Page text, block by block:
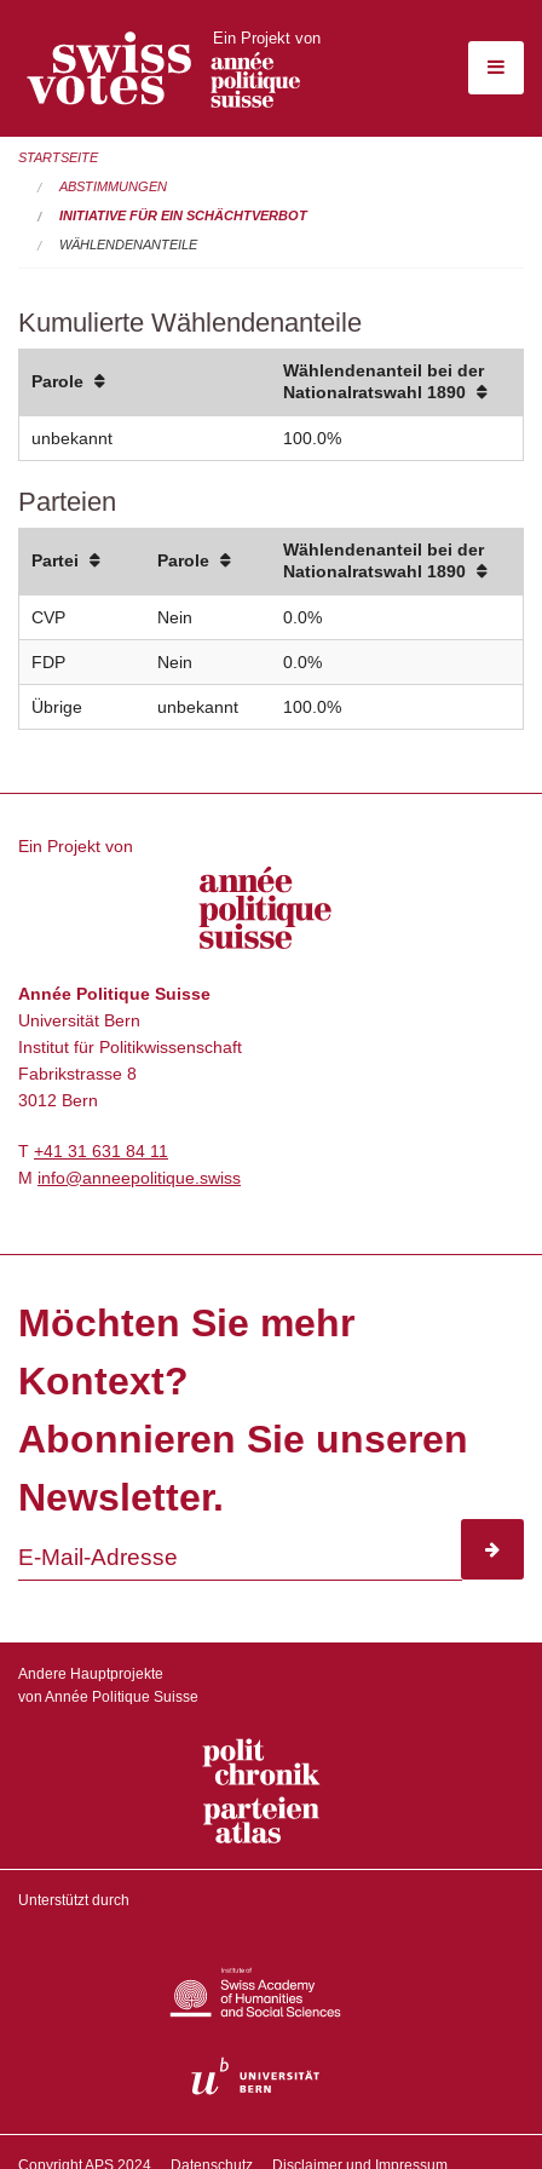
Ein Projekt von
STARTSEITE
ABSTIMMUNGEN
INITIATIVE FÜR EIN SCHÄCHTVERBOT
WÄHLENDENANTEILE
Kumulierte Wählendenanteile
Parole
Wählendenanteil bei der
Nationalratswahl 1890
unbekannt 100.0%
Parteien
Partei Parole
Wählendenanteil bei der
Nationalratswahl 1890
CVP Nein 0.0%
FDP Nein 0.0%
Übrige unbekannt 100.0%
Ein Projekt von
Année Politique Suisse
Universität Bern
Institut für Politikwissenschaft
Fabrikstrasse 8
3012 Bern
T +41 31 631 84 11
M info@anneepolitique.swiss
Möchten Sie mehr
Kontext?
Abonnieren Sie unseren
Newsletter.
Andere Hauptprojekte
von Année Politique Suisse
Unterstützt durch
Copyright APS 2024 Datenschutz Disclaimer und Impressum